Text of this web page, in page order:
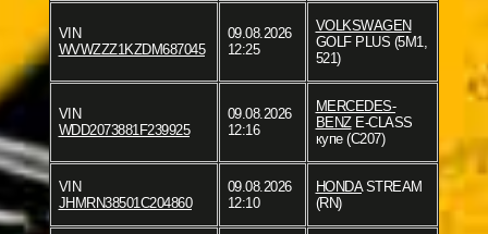
VIN
WVWZZZ1KZDM687045
09.08.2026
12:25
VOLKSWAGEN
GOLF PLUS (5M1,
521)
VIN
WDD2073881F239925
09.08.2026
12:16
MERCEDES-
BENZE-CLASS
купе (C207)
VIN
JHMRN38501C204860
09.08.2026
12:10
HONDASTREAM
(RN)